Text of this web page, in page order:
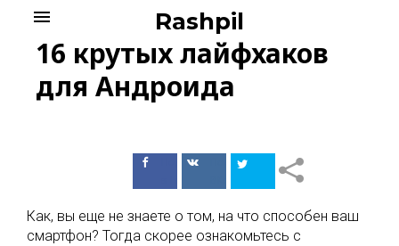
content
Rashpil
menu
16 крутых лайфхаков
для Андроида
ПоделитьсяПоделиться
Как, вы еще не знаете о том, на что способен ваш
смартфон? Тогда скорее ознакомьтесь с